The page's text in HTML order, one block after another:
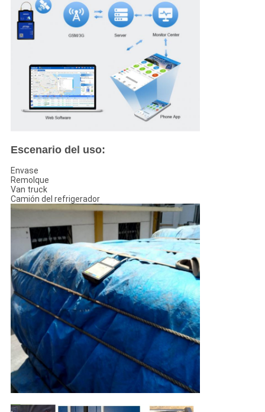
Escenario del uso:
Envase
Remolque
Van truck
Camión del refrigerador